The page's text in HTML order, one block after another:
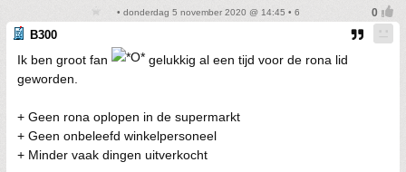
• donderdag 5 november 2020 @ 14:45 • 6
B300
Ik ben groot fan
gelukkig al een tijd voor de rona lid
geworden.
+ Geen rona oplopen in de supermarkt
+ Geen onbeleefd winkelpersoneel
+ Minder vaak dingen uitverkocht